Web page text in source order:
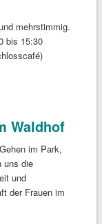
mehrstimmig.
bis 15:30
Waldhof
im Park,
uns die
und
der Frauen im